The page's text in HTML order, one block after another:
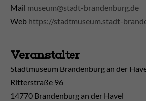
Mail museum@stadt-brandenburg.de
Web https://stadtmuseum.stadt-
Veranstalter
Stadtmuseum Brandenburg an der
Ritterstraße 96
14770 Brandenburg an der Havel